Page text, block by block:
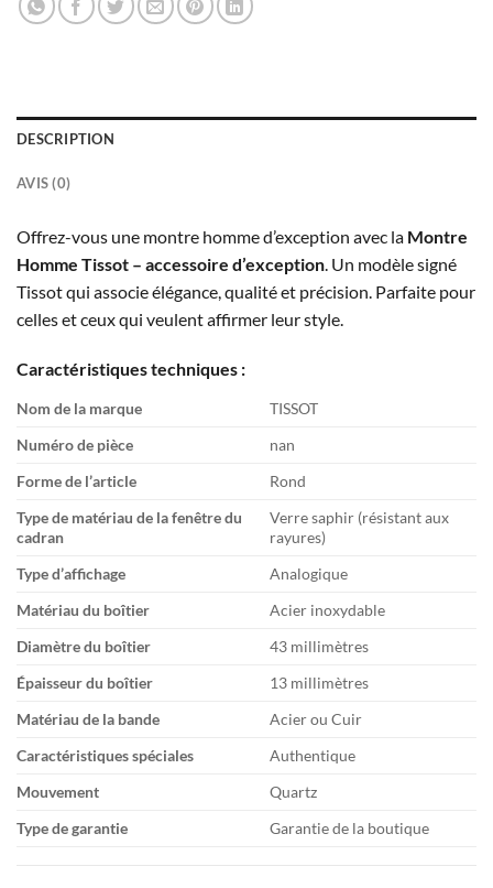
DESCRIPTION
AVIS (0)
Offrez-vous une montre homme d’exception avec la Montre
Homme Tissot – accessoire d’exception . Un modèle signé
Tissot qui associe élégance, qualité et précision. Parfaite pour
celles et ceux qui veulent affirmer leur style.
Caractéristiques techniques :
Nom de la marque
TISSOT
Numéro de pièce
nan
Forme de l’article
Rond
Type de matériau de la fenêtre du
cadran
Verre saphir (résistant aux
rayures)
Type d’affichage
Analogique
Matériau du boîtier
Acier inoxydable
Diamètre du boîtier
43 millimètres
Épaisseur du boîtier
13 millimètres
Matériau de la bande
Acier ou Cuir
Caractéristiques spéciales
Authentique
Mouvement
Quartz
Type de garantie
Garantie de la boutique